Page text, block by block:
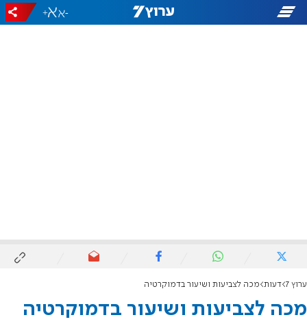
-
+
ערוץ 7 דעות מכה לצביעות ושיעור בדמוקרטיה
מכה לצביעות ושיעור בדמוקרטיה